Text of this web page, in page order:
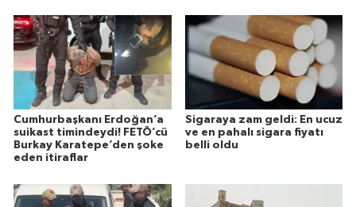
Cumhurbaşkanı Erdoğan’a
suikast timindeydi! FETÖ’cü
Burkay Karatepe’den şoke
eden itiraflar
Sigaraya zam geldi: En ucuz
ve en pahalı sigara fiyatı
belli oldu